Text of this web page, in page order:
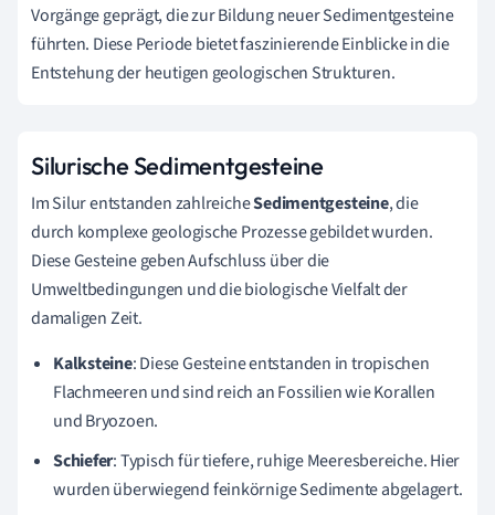
Vorgänge geprägt, die zur Bildung neuer Sedimentgesteine
führten. Diese Periode bietet faszinierende Einblicke in die
Entstehung der heutigen geologischen Strukturen.
Silurische Sedimentgesteine
Im Silur entstanden zahlreicheSedimentgesteine, die
durch komplexe geologische Prozesse gebildet wurden.
Diese Gesteine geben Aufschluss über die
Umweltbedingungen und die biologische Vielfalt der
damaligen Zeit.
Kalksteine: Diese Gesteine entstanden in tropischen
Flachmeeren und sind reich an Fossilien wie Korallen
und Bryozoen.
Schiefer: Typisch für tiefere, ruhige Meeresbereiche. Hier
wurden überwiegend feinkörnige Sedimente abgelagert.